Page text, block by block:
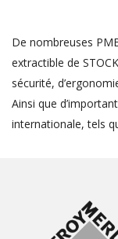
De nombreuses
extractible de
sécurité,
Ainsi que
internationale, tels